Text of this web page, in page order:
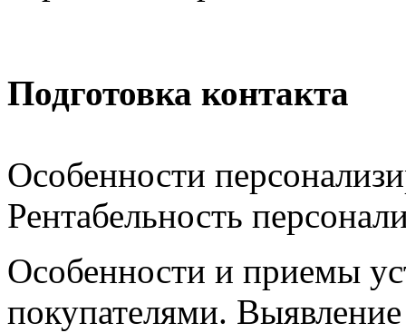
Подготовка контакта
Особенности
Рентабельность
Особенности и приемы
покупателями.